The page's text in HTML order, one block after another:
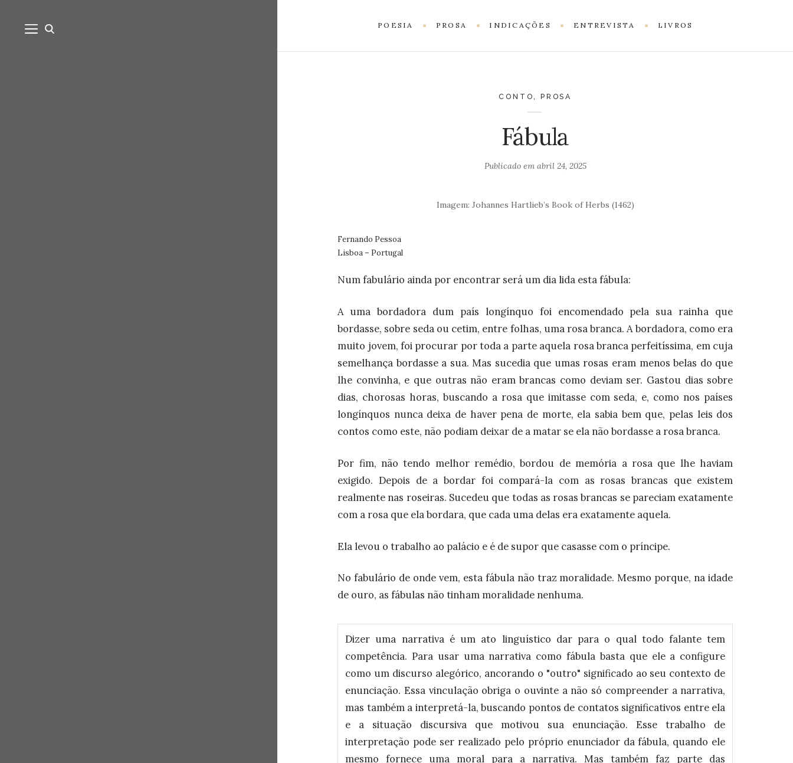
POESIA PROSA INDICAÇÕES ENTREVISTA LIVROS
CONTO PROSA
Fábula
Publicado em abril 24, 2025
Imagem: Johannes Hartlieb’s Book of Herbs (1462)
Fernando Pessoa
Lisboa – Portugal
Num fabulário ainda por encontrar será um dia lida esta fábula:
A uma bordadora dum país longínquo foi encomendado pela sua rainha que
bordasse, sobre seda ou cetim, entre folhas, uma rosa branca. A bordadora, como era
muito jovem, foi procurar por toda a parte aquela rosa branca perfeitíssima, em cuja
semelhança bordasse a sua. Mas sucedia que umas rosas eram menos belas do que
lhe convinha, e que outras não eram brancas como deviam ser. Gastou dias sobre
dias, chorosas horas, buscando a rosa que imitasse com seda, e, como nos países
longínquos nunca deixa de haver pena de morte, ela sabia bem que, pelas leis dos
contos como este, não podiam deixar de a matar se ela não bordasse a rosa branca.
Por fim, não tendo melhor remédio, bordou de memória a rosa que lhe haviam
exigido. Depois de a bordar foi compará-la com as rosas brancas que existem
realmente nas roseiras. Sucedeu que todas as rosas brancas se pareciam exatamente
com a rosa que ela bordara, que cada uma delas era exatamente aquela.
Ela levou o trabalho ao palácio e é de supor que casasse com o príncipe.
No fabulário de onde vem, esta fábula não traz moralidade. Mesmo porque, na idade
de ouro, as fábulas não tinham moralidade nenhuma.
Dizer uma narrativa é um ato linguístico dar para o qual todo falante tem
competência. Para usar uma narrativa como fábula basta que ele a configure
como um discurso alegórico, ancorando o "outro" significado ao seu contexto de
enunciação. Essa vinculação obriga o ouvinte a não só compreender a narrativa,
mas também a interpretá-la, buscando pontos de contatos significativos entre ela
e a situação discursiva que motivou sua enunciação. Esse trabalho de
interpretação pode ser realizado pelo próprio enunciador da fábula, quando ele
mesmo fornece uma moral para a narrativa. Mas também faz parte das